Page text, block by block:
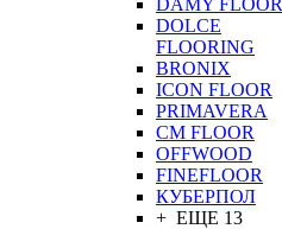
DAMY FLOOR
DOLCE
FLOORING
BRONIX
ICON FLOOR
PRIMAVERA
CM FLOOR
OFFWOOD
FINEFLOOR
КУБЕРПОЛ
+ ЕЩЕ 13